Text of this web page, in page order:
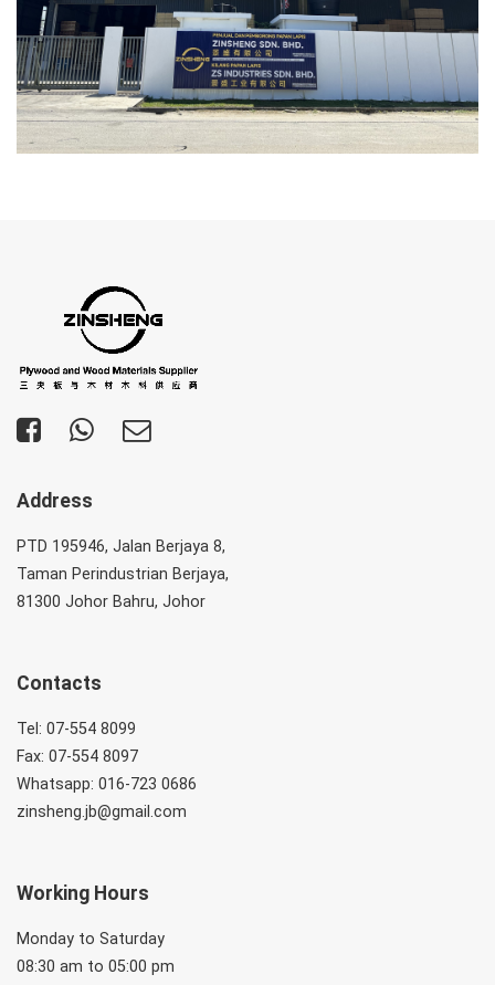
Address
PTD 195946, Jalan Berjaya 8,
Taman Perindustrian Berjaya,
81300 Johor Bahru, Johor
Contacts
Tel: 07-554 8099
Fax: 07-554 8097
Whatsapp: 016-723 0686
zinsheng.jb@gmail.com
Working Hours
Monday to Saturday
08:30 am to 05:00 pm